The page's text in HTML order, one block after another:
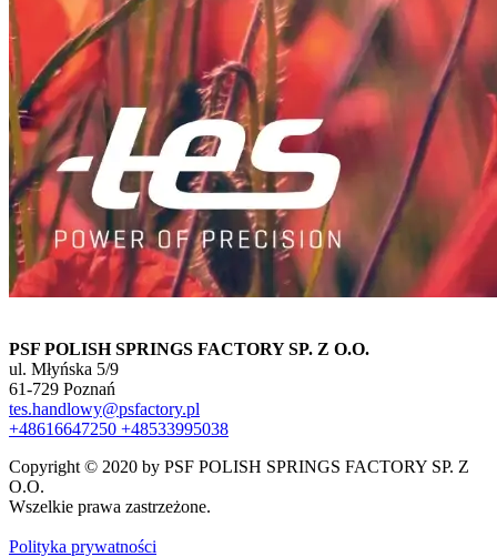
PSF POLISH SPRINGS FACTORY SP. Z O.O.
ul. Młyńska 5/9
61-729 Poznań
tes.handlowy@psfactory.pl
+48616647250 +48533995038
Copyright © 2020 by PSF POLISH SPRINGS FACTORY SP. Z
O.O.
Wszelkie prawa zastrzeżone.
Polityka prywatności